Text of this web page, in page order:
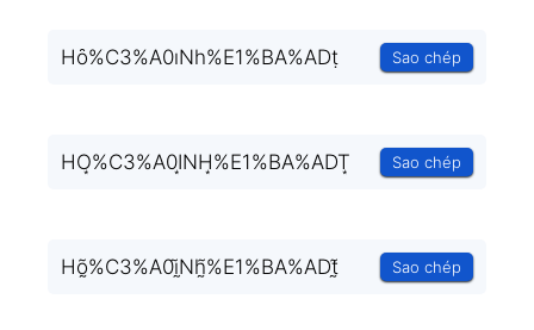
Hȏ%C3%A0ıNһ%E1%BA%ADṭ Sao chép
HO͙%C3%A0I͙NH͙%E1%BA%ADT͙ Sao chép
Hõ̰%C3%A0ḭ̃Nh̰̃%E1%BA%ADt̰̃ Sao chép